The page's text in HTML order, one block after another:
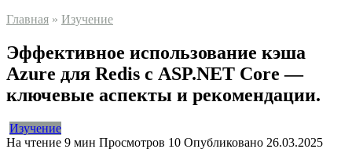
Главная » Изучение
Эффективное использование кэша
Azure для Redis с ASP.NET Core —
ключевые аспекты и рекомендации.
Изучение
На чтение 9 мин Просмотров 10 Опубликовано 26.03.2025